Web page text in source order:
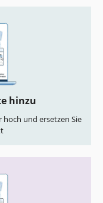
hinzu
hoch und ersetzen Sie